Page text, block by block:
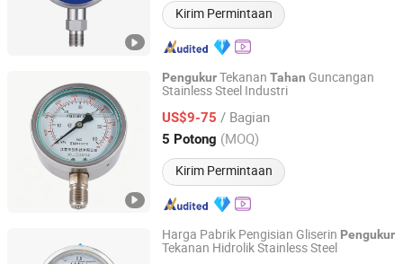
Kirim Permintaan
PengukurTekanan Tahan Guncangan
Stainless Steel Industri
US$9-75 / Bagian
5 Potong (MOQ)
Kirim Permintaan
Jiangsu Jiechuang Science And Technology Co., Ltd.
Jiangsu, China Harga mulai 2024
Harga Pabrik Pengisian Gliserin Pengukur
Tekanan Hidrolik Stainless Steel
Zhejiang Shengdi Instrument Co., Ltd.